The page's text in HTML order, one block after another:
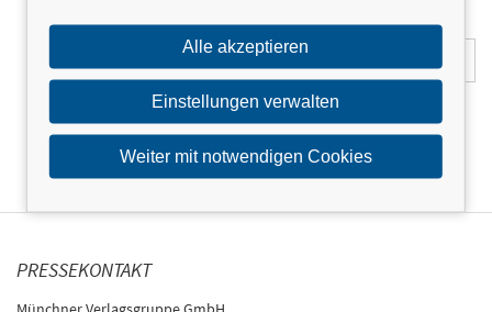
E-Mail-Adresse:
PRESSEKONTAKT
Alle akzeptieren
Einstellungen verwalten
Weiter mit notwendigen Cookies